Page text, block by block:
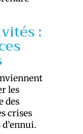
:
les
des
crises